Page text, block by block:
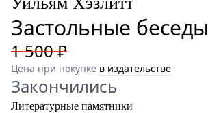
Застольные беседы
1 500 ₽
Цена при покупке в издательстве
Закончились
Литературные памятники